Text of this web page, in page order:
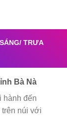
TRƯA
Bà Nà
hành đến
núi với